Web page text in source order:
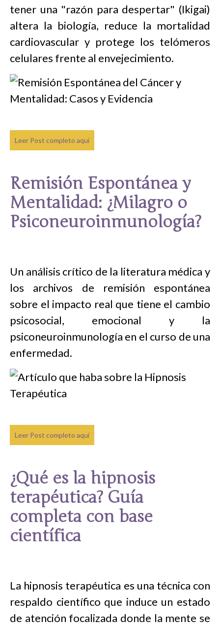
tener una "razón para despertar" (Ikigai)
altera la biología, reduce la mortalidad
cardiovascular y protege los telómeros
celulares frente al envejecimiento.
Leer Post completo aquí
Remisión Espontánea y
Mentalidad: ¿Milagro o
Psiconeuroinmunología?
Un análisis crítico de la literatura médica y
los archivos de remisión espontánea
sobre el impacto real que tiene el cambio
psicosocial, emocional y la
psiconeuroinmunología en el curso de una
enfermedad.
Leer Post completo aquí
¿Qué es la hipnosis
terapéutica? Guía
completa con base
científica
La hipnosis terapéutica es una técnica con
respaldo científico que induce un estado
de atención focalizada donde la mente se